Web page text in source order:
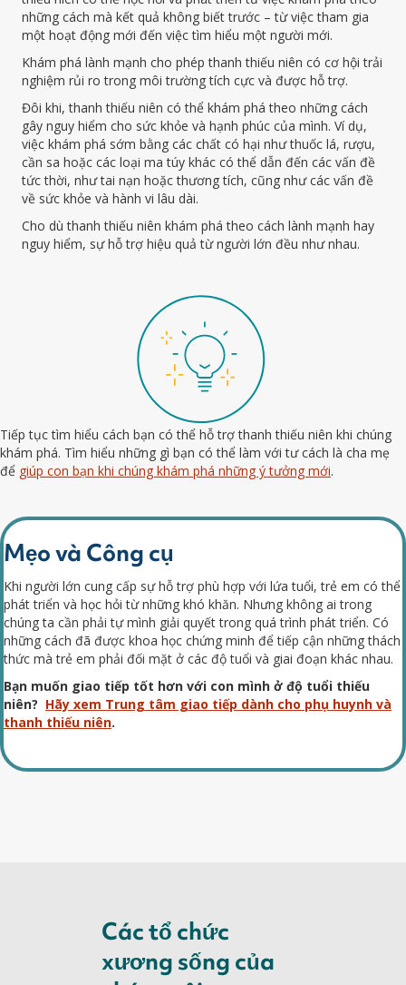
những cách mà kết quả không biết trước – từ việc tham gia
một hoạt động mới đến việc tìm hiểu một người mới.
Khám phá lành mạnh cho phép thanh thiếu niên có cơ hội trải
nghiệm rủi ro trong môi trường tích cực và được hỗ trợ.
Đôi khi, thanh thiếu niên có thể khám phá theo những cách
gây nguy hiểm cho sức khỏe và hạnh phúc của mình. Ví dụ,
việc khám phá sớm bằng các chất có hại như thuốc lá, rượu,
cần sa hoặc các loại ma túy khác có thể dẫn đến các vấn đề
tức thời, như tai nạn hoặc thương tích, cũng như các vấn đề
về sức khỏe và hành vi lâu dài.
Cho dù thanh thiếu niên khám phá theo cách lành mạnh hay
nguy hiểm, sự hỗ trợ hiệu quả từ người lớn đều như nhau.
Tiếp tục tìm hiểu cách bạn có thể hỗ trợ thanh thiếu niên khi chúng
khám phá. Tìm hiểu những gì bạn có thể làm với tư cách là cha mẹ
để giúp con bạn khi chúng khám phá những ý tưởng mới.
Mẹo và Công cụ
Khi người lớn cung cấp sự hỗ trợ phù hợp với lứa tuổi, trẻ em có thể
phát triển và học hỏi từ những khó khăn. Nhưng không ai trong
chúng ta cần phải tự mình giải quyết trong quá trình phát triển. Có
những cách đã được khoa học chứng minh để tiếp cận những thách
thức mà trẻ em phải đối mặt ở các độ tuổi và giai đoạn khác nhau.
Bạn muốn giao tiếp tốt hơn với con mình ở độ tuổi thiếu
niên? Hãy xem Trung tâm giao tiếp dành cho phụ huynh và
thanh thiếu niên.
Các tổ chức
xương sống của